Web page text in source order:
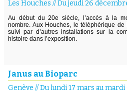
Les Houches //Du jeudi 26
Au début du 20e siècle, l’accès à la
nombre. Aux Houches, le téléphérique
suivi par d’autres installations sur la
histoire dans l’exposition.
Janus au Bioparc
Genève //Du lundi 17 mars au